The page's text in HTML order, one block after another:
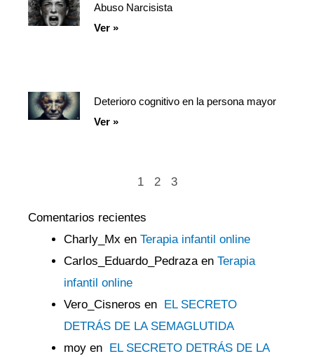
Abuso Narcisista
Ver »
Deterioro cognitivo en la persona mayor
Ver »
1 2 3
Comentarios recientes
Charly_Mx en Terapia infantil online
Carlos_Eduardo_Pedrazaen Terapia
infantil online
Vero_Cisneros en
EL SECRETO
DETRÁS DE LA SEMAGLUTIDA
moy en
EL SECRETO DETRÁS DE LA